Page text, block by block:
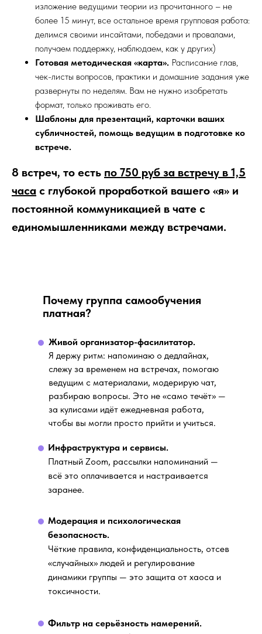
изложение ведущими теории из прочитанного – не
более 15 минут, все остальное время групповая работа:
делимся своими инсайтами, победами и провалами,
получаем поддержку, наблюдаем, как у других)
Готовая методическая «карта». Расписание глав,
чек-листы вопросов, практики и домашние задания уже
развернуты по неделям. Вам не нужно изобретать
формат, только проживать его.
Шаблоны для презентаций, карточки ваших
субличностей, помощь ведущим в подготовке ко
встрече.
8 встреч, то есть по 750 руб за встречу в 1,5
часа с глубокой проработкой вашего «я» и
постоянной коммуникацией в чате с
единомышленниками между встречами.
Живой организатор-фасилитатор.
Я держу ритм: напоминаю о дедлайнах,
слежу за временем на встречах, помогаю
ведущим с материалами, модерирую чат,
разбираю вопросы. Это не «само течёт» —
за кулисами идёт ежедневная работа,
чтобы вы могли просто прийти и учиться.
Почему группа самообучения
платная?
Фильтр на серьёзность намерений.
Модерация и психологическая
безопасность.
Чёткие правила, конфиденциальность, отсев
«случайных» людей и регулирование
динамики группы — это защита от хаоса и
токсичности.
Инфраструктура и сервисы.
Платный Zoom, рассылки напоминаний —
всё это оплачивается и настраивается
заранее.